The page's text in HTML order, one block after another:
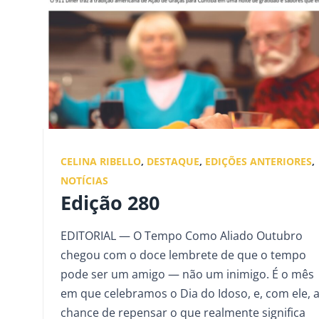
CELINA RIBELLO, DESTAQUE, EDIÇÕES ANTERIORES,
NOTÍCIAS
Edição 280
EDITORIAL — O Tempo Como Aliado Outubro
chegou com o doce lembrete de que o tempo
pode ser um amigo — não um inimigo. É o mês
em que celebramos o Dia do Idoso, e, com ele, a
chance de repensar o que realmente significa